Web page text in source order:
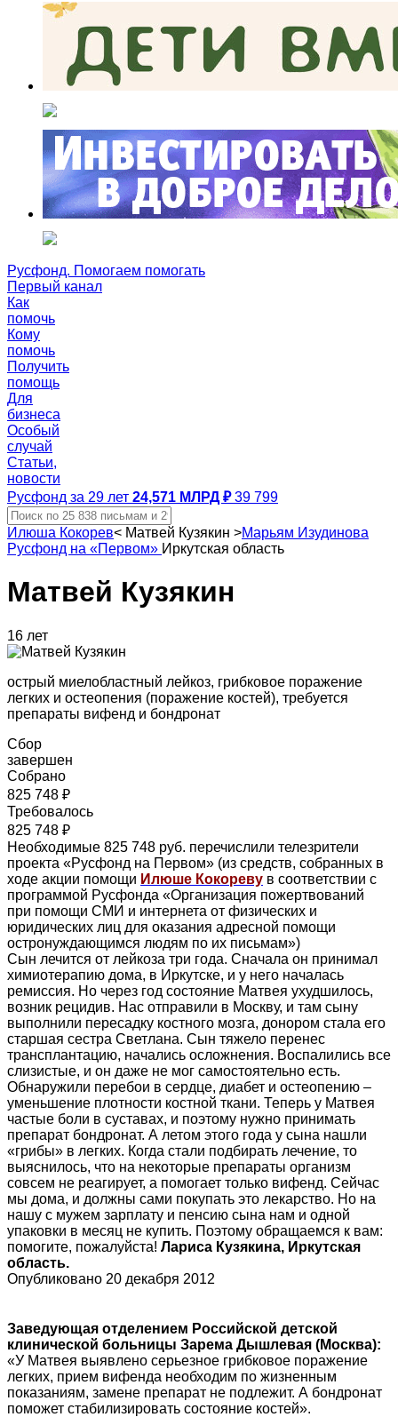
Русфонд. Помогаем помогать
Первый канал
Как
помочь
Кому
помочь
Получить
помощь
Для
бизнеса
Особый
случай
Статьи,
новости
Русфонд за 29 лет 24,571 МЛРД ₽ 39 799
Илюша Кокорев< Матвей Кузякин >Марьям Изудинова
Русфонд на «Первом» Иркутская область
Матвей Кузякин
16 лет
острый миелобластный лейкоз, грибковое поражение
легких и остеопения (поражение костей), требуется
препараты вифенд и бондронат
Сбор
завершен
Собрано
825 748 ₽
Требовалось
825 748 ₽
Необходимые 825 748 руб. перечислили телезрители
проекта «Русфонд на Первом» (из средств, собранных в
ходе акции помощи Илюше Кокореву в соответствии с
программой Русфонда «Организация пожертвований
при помощи СМИ и интернета от физических и
юридических лиц для оказания адресной помощи
остронуждающимся людям по их письмам»)
Сын лечится от лейкоза три года. Сначала он принимал
химиотерапию дома, в Иркутске, и у него началась
ремиссия. Но через год состояние Матвея ухудшилось,
возник рецидив. Нас отправили в Москву, и там сыну
выполнили пересадку костного мозга, донором стала его
старшая сестра Светлана. Сын тяжело перенес
трансплантацию, начались осложнения. Воспалились все
слизистые, и он даже не мог самостоятельно есть.
Обнаружили перебои в сердце, диабет и остеопению –
уменьшение плотности костной ткани. Теперь у Матвея
частые боли в суставах, и поэтому нужно принимать
препарат бондронат. А летом этого года у сына нашли
«грибы» в легких. Когда стали подбирать лечение, то
выяснилось, что на некоторые препараты организм
совсем не реагирует, а помогает только вифенд. Сейчас
мы дома, и должны сами покупать это лекарство. Но на
нашу с мужем зарплату и пенсию сына нам и одной
упаковки в месяц не купить. Поэтому обращаемся к вам:
помогите, пожалуйста! Лариса Кузякина, Иркутская
область.
Опубликовано 20 декабря 2012
Заведующая отделением Российской детской
клинической больницы Зарема Дышлевая (Москва):
«У Матвея выявлено серьезное грибковое поражение
легких, прием вифенда необходим по жизненным
показаниям, замене препарат не подлежит. А бондронат
поможет стабилизировать состояние костей».